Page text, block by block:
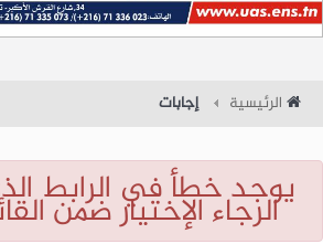
الرئيسية إجابات
يوجد خطأ في الرابط
الرجاء الإختيار ضمن